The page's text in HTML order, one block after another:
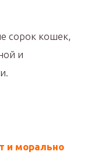
сорок кошек,
и
и морально